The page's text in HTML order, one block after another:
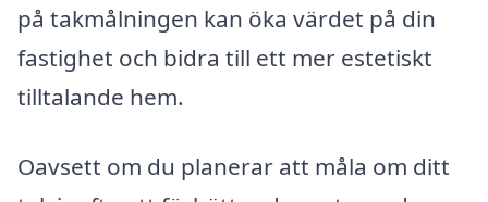
på takmålningen kan öka värdet på din
fastighet och bidra till ett mer estetiskt
tilltalande hem.
Oavsett om du planerar att måla om ditt